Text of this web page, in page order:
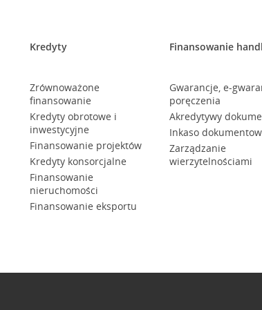
Kredyty
Zrównoważone
finansowanie
Kredyty obrotowe i
inwestycyjne
Finansowanie projektów
Kredyty konsorcjalne
Finansowanie
nieruchomości
Finansowanie eksportu
Finansowanie
Gwarancje, e-
poręczenia
Akredytywy
Inkaso
Zarządzanie
wierzytelnościami